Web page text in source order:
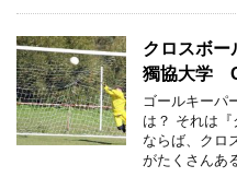
クロスボ
獨協大学
ゴールキーパ
は？ それは
ならば、クロ
がたくさん